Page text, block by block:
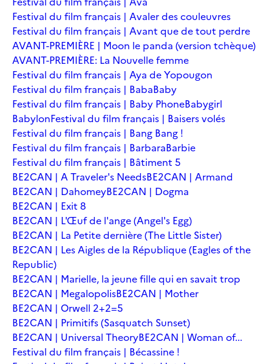
Festival du film français | Avaler des couleuvres
Festival du film français | Avant que de tout perdre
AVANT-PREMIÈRE | Moon le panda (version tchèque)
AVANT-PREMIÈRE: La Nouvelle femme
Festival du film français | Aya de Yopougon
Festival du film français | BabaBaby
Festival du film français | Baby PhoneBabygirl
BabylonFestival du film français | Baisers volés
Festival du film français | Bang Bang !
Festival du film français | BarbaraBarbie
Festival du film français | Bâtiment 5
BE2CAN | A Traveler's NeedsBE2CAN | Armand
BE2CAN | DahomeyBE2CAN | Dogma
BE2CAN | Exit 8
BE2CAN | L'Œuf de l'ange (Angel's Egg)
BE2CAN | La Petite dernière (The Little Sister)
BE2CAN | Les Aigles de la République (Eagles of the
Republic)
BE2CAN | Marielle, la jeune fille qui en savait trop
BE2CAN | MegalopolisBE2CAN | Mother
BE2CAN | Orwell 2+2=5
BE2CAN | Primitifs (Sasquatch Sunset)
BE2CAN | Universal TheoryBE2CAN | Woman of...
Festival du film français | Bécassine !